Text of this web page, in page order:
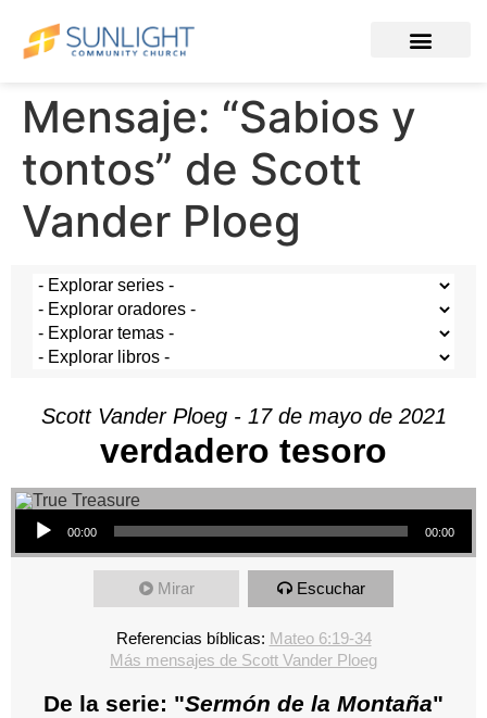
Mensaje: “Sabios y
tontos” de Scott
Vander Ploeg
Scott Vander Ploeg - 17 de mayo de 2021
verdadero tesoro
Reproductor de audio
00:00 00:00
Mirar Escuchar
Referencias bíblicas: Mateo 6:19-34
Más mensajes de Scott Vander Ploeg
De la serie: "Sermón de la Montaña"